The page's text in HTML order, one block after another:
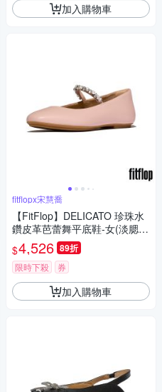
加入購物車
fitflopx宋慧喬
【FitFlop】DELICATO 珍珠水
鑽皮革芭蕾舞平底鞋-女(淡腮紅
色)
$4,526 89折
限時下殺 券
加入購物車